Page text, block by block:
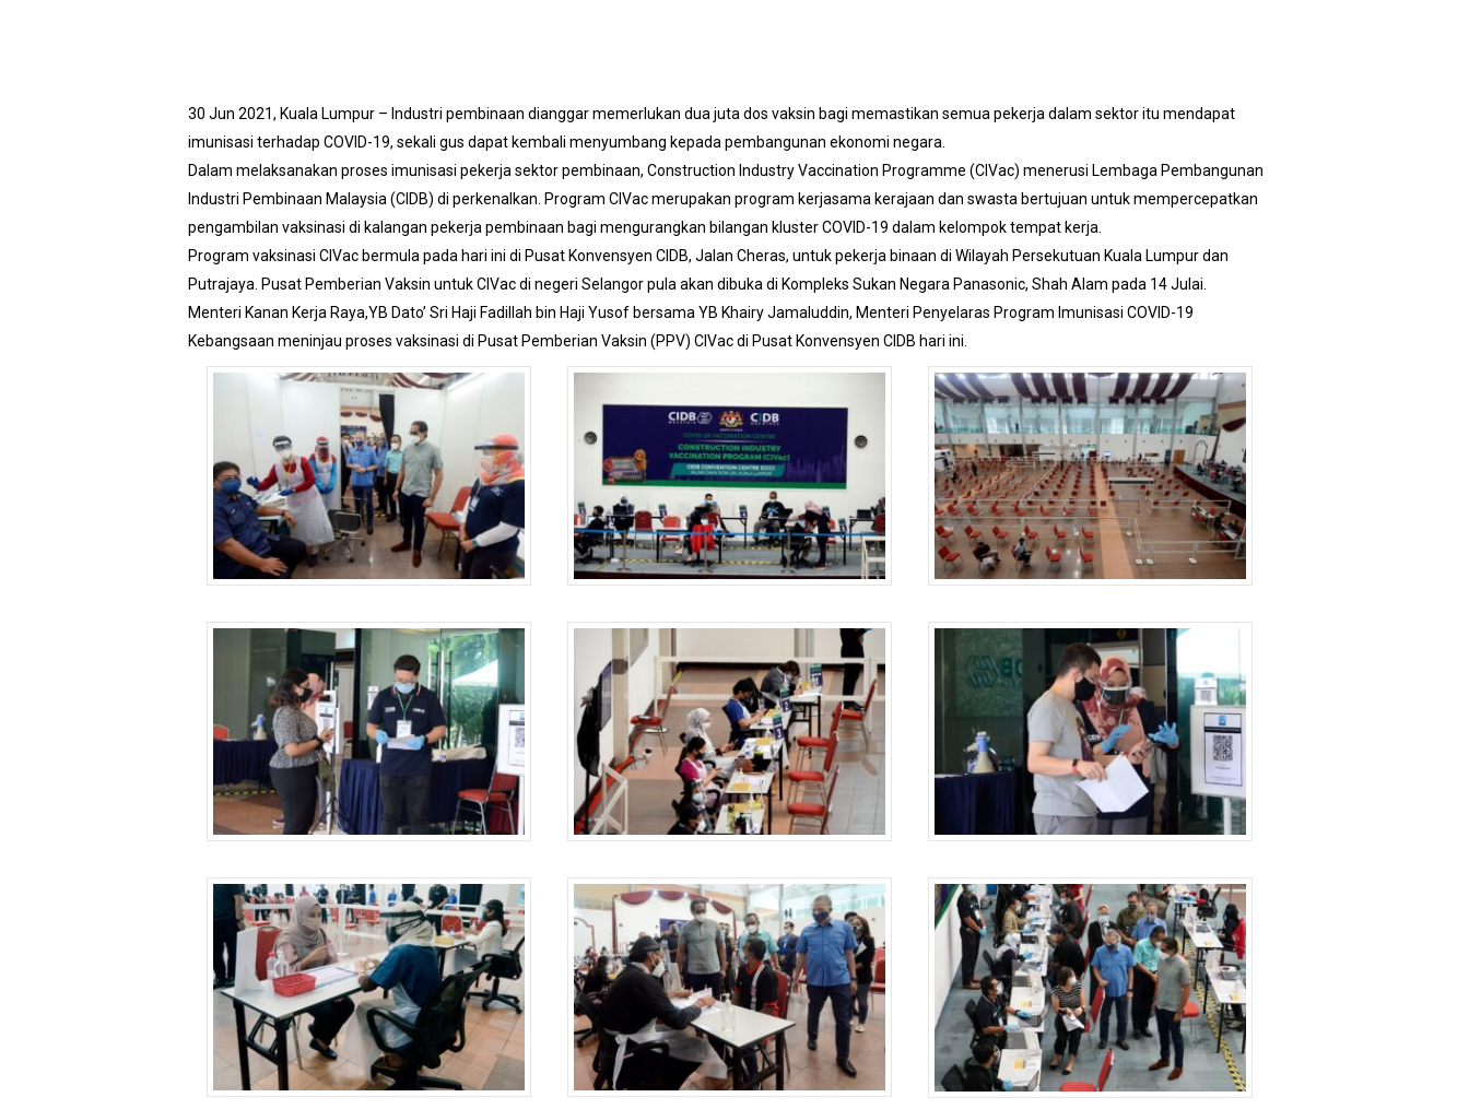
30 Jun 2021, Kuala Lumpur – Industri pembinaan dianggar memerlukan dua juta dos vaksin bagi memastikan semua pekerja dalam sektor itu mendapat
imunisasi terhadap COVID-19, sekali gus dapat kembali menyumbang kepada pembangunan ekonomi negara.
Dalam melaksanakan proses imunisasi pekerja sektor pembinaan, Construction Industry Vaccination Programme (CIVac) menerusi Lembaga Pembangunan
Industri Pembinaan Malaysia (CIDB) di perkenalkan. Program CIVac merupakan program kerjasama kerajaan dan swasta bertujuan untuk mempercepatkan
pengambilan vaksinasi di kalangan pekerja pembinaan bagi mengurangkan bilangan kluster COVID-19 dalam kelompok tempat kerja.
Program vaksinasi CIVac bermula pada hari ini di Pusat Konvensyen CIDB, Jalan Cheras, untuk pekerja binaan di Wilayah Persekutuan Kuala Lumpur dan
Putrajaya. Pusat Pemberian Vaksin untuk CIVac di negeri Selangor pula akan dibuka di Kompleks Sukan Negara Panasonic, Shah Alam pada 14 Julai.
Menteri Kanan Kerja Raya,YB Dato’ Sri Haji Fadillah bin Haji Yusof bersama YB Khairy Jamaluddin, Menteri Penyelaras Program Imunisasi COVID-19
Kebangsaan meninjau proses vaksinasi di Pusat Pemberian Vaksin (PPV) CIVac di Pusat Konvensyen CIDB hari ini.